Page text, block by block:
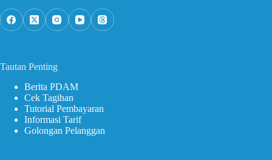
Tautan Penting
Berita PDAM
Cek Tagihan
Tutorial Pembayaran
Informasi Tarif
Golongan Pelanggan